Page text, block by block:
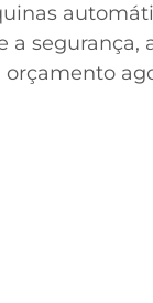
segurança,